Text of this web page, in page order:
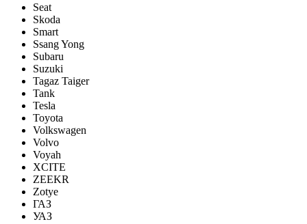
Seat
Skoda
Smart
Ssang Yong
Subaru
Suzuki
Tagaz Taiger
Tank
Tesla
Toyota
Volkswagen
Volvo
Voyah
XCITE
ZEEKR
Zotye
ГАЗ
УАЗ